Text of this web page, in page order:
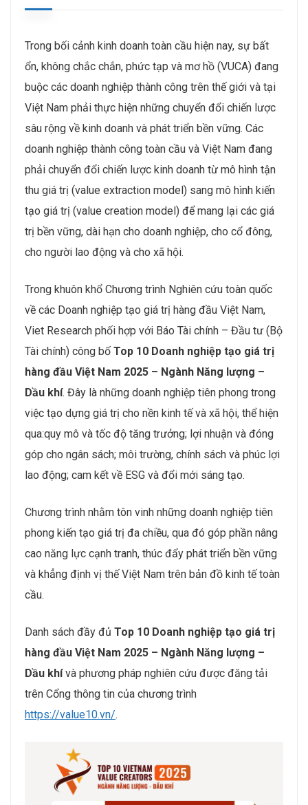
Trong bối cảnh kinh doanh toàn cầu hiện nay, sự bất
ổn, không chắc chắn, phức tạp và mơ hồ (VUCA) đang
buộc các doanh nghiệp thành công trên thế giới và tại
Việt Nam phải thực hiện những chuyển đổi chiến lược
sâu rộng về kinh doanh và phát triển bền vững. Các
doanh nghiệp thành công toàn cầu và Việt Nam đang
phải chuyển đổi chiến lược kinh doanh từ mô hình tận
thu giá trị (value extraction model) sang mô hình kiến
tạo giá trị (value creation model) để mang lại các giá
trị bền vững, dài hạn cho doanh nghiệp, cho cổ đông,
cho người lao động và cho xã hội.
Trong khuôn khổ Chương trình Nghiên cứu toàn quốc
về các Doanh nghiệp tạo giá trị hàng đầu Việt Nam,
Viet Research phối hợp với Báo Tài chính – Đầu tư (Bộ
Tài chính) công bố Top 10 Doanh nghiệp tạo giá trị
hàng đầu Việt Nam 2025 – Ngành Năng lượng –
Dầu khí. Đây là những doanh nghiệp tiên phong trong
việc tạo dựng giá trị cho nền kinh tế và xã hội, thể hiện
qua:quy mô và tốc độ tăng trưởng; lợi nhuận và đóng
góp cho ngân sách; môi trường, chính sách và phúc lợi
lao động; cam kết về ESG và đổi mới sáng tạo.
Chương trình nhằm tôn vinh những doanh nghiệp tiên
phong kiến tạo giá trị đa chiều, qua đó góp phần nâng
cao năng lực cạnh tranh, thúc đẩy phát triển bền vững
và khẳng định vị thế Việt Nam trên bản đồ kinh tế toàn
cầu.
Danh sách đầy đủ Top 10 Doanh nghiệp tạo giá trị
hàng đầu Việt Nam 2025 – Ngành Năng lượng –
Dầu khívà phương pháp nghiên cứu được đăng tải
trên Cổng thông tin của chương trình
https://value10.vn/.